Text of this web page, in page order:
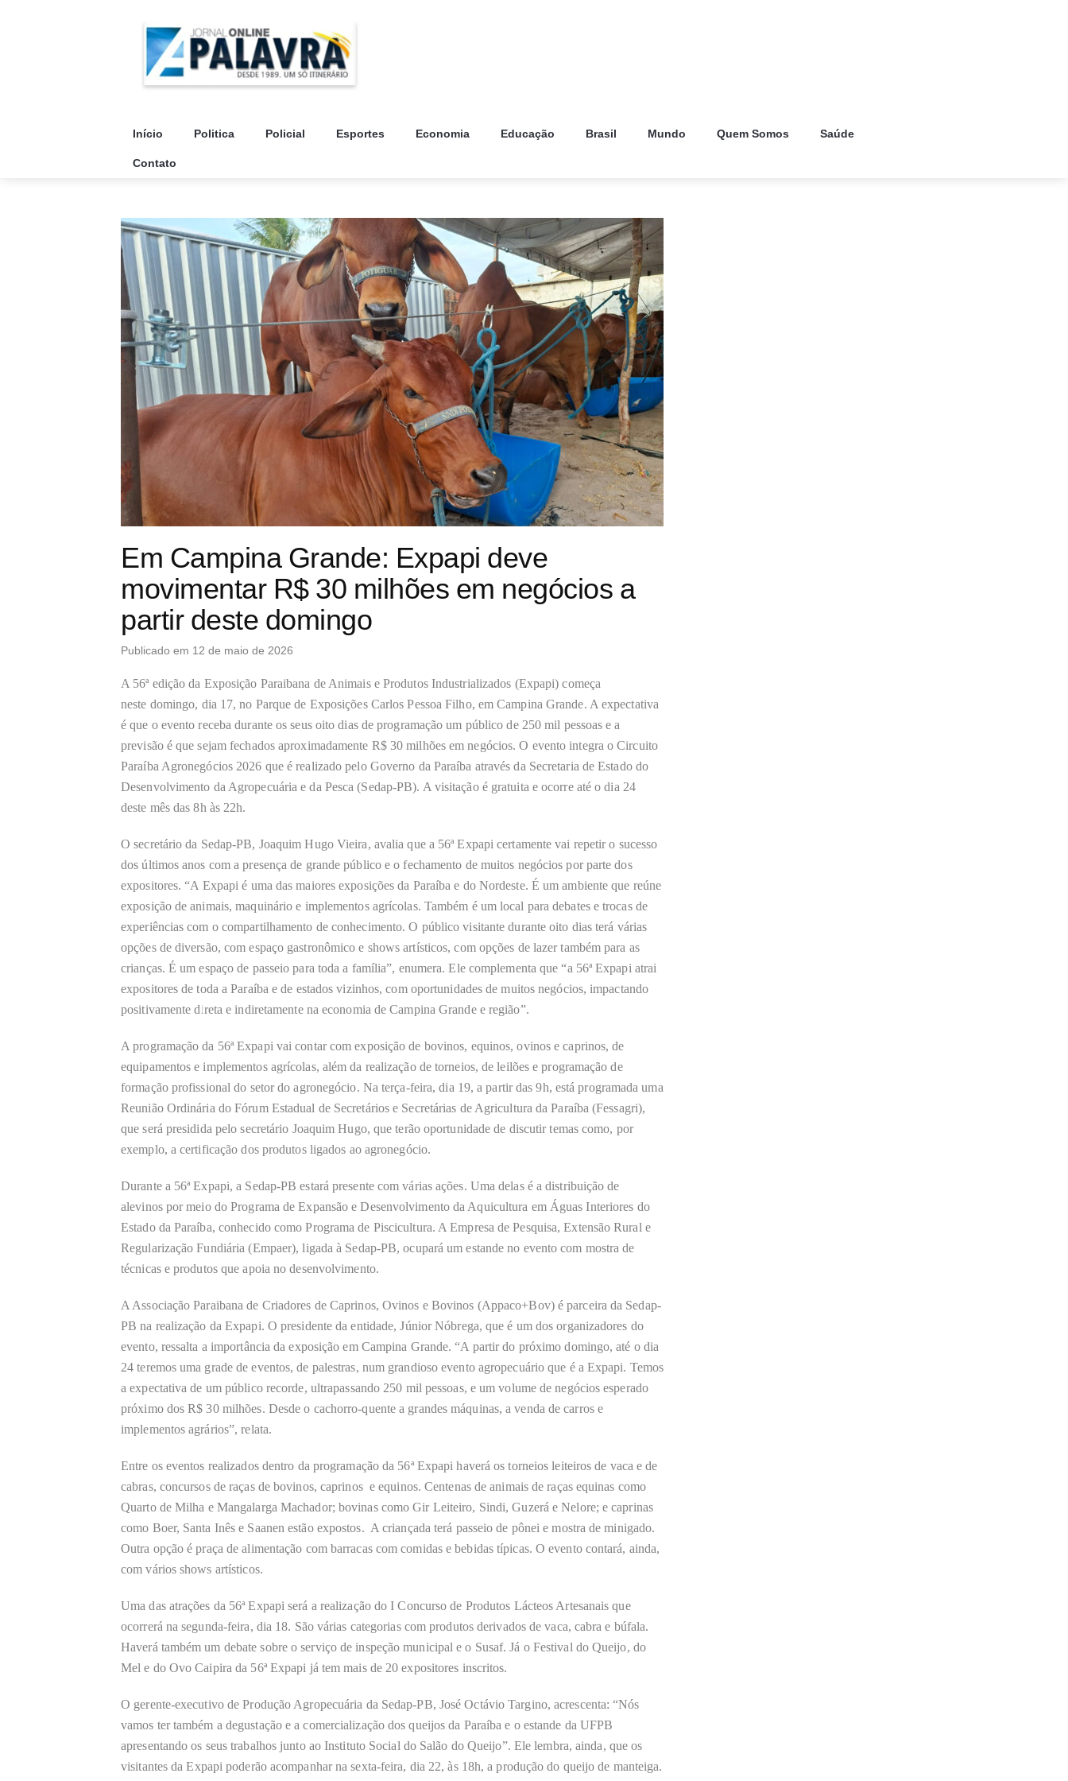
Início Politica Policial Esportes Economia Educação Brasil Mundo Quem Somos Saúde
Contato
Em Campina Grande: Expapi deve
movimentar R$ 30 milhões em negócios a
partir deste domingo
Publicado em 12 de maio de 2026
A 56ª edição da Exposição Paraibana de Animais e Produtos Industrializados (Expapi) começa
neste domingo, dia 17, no Parque de Exposições Carlos Pessoa Filho, em Campina Grande. A expectativa
é que o evento receba durante os seus oito dias de programação um público de 250 mil pessoas e a
previsão é que sejam fechados aproximadamente R$ 30 milhões em negócios. O evento integra o Circuito
Paraíba Agronegócios 2026 que é realizado pelo Governo da Paraíba através da Secretaria de Estado do
Desenvolvimento da Agropecuária e da Pesca (Sedap-PB). A visitação é gratuita eocorreaté o dia 24
deste mês das 8h às 22h.
O secretário da Sedap-PB, Joaquim Hugo Vieira, avalia que a 56ª Expapi certamentevai repetir o sucesso
dos últimos anos com a presença de grande público e o fechamento de muitos negócios por parte dos
expositores. “A Expapi é uma das maiores exposições da Paraíba e do Nordeste. É um ambiente que reúne
exposição de animais, maquinário e implementos agrícolas. Também é um local para debates e trocas de
experiências com o compartilhamento de conhecimento. O público visitante durante oito dias terá várias
opções de diversão, com espaço gastronômico e shows artísticos, com opções de lazer também para as
crianças. É um espaço de passeio para toda a família”, enumera. Ele complementa que “a 56ª Expapi atrai
expositores de toda a Paraíba e de estados vizinhos, com oportunidades de muitos negócios, impactando
positivamente direta e indiretamente na economia de Campina Grande e região”.
A programação da 56ª Expapi vaicontar com exposição de bovinos, equinos, ovinos e caprinos, de
equipamentos e implementos agrícolas, além da realização de torneios, de leilões e programação de
formação profissional do setor do agronegócio. Na terça-feira, dia 19, a partir das 9h, está programada uma
Reunião Ordinária do Fórum Estadual de Secretários e Secretárias de Agricultura da Paraíba (Fessagri),
que será presidida pelo secretário Joaquim Hugo, que terão oportunidade de discutir temas como, por
exemplo, a certificação dos produtos ligados ao agronegócio.
Durante a 56ª Expapi, a Sedap-PB estará presente com várias ações. Uma delas é a distribuição de
alevinos por meio do Programa de Expansão e Desenvolvimento da Aquicultura em Águas Interiores do
Estado da Paraíba, conhecido como Programa de Piscicultura. A Empresa de Pesquisa, Extensão Rural e
Regularização Fundiária (Empaer), ligada à Sedap-PB, ocupará umestande no evento com mostra de
técnicas e produtos que apoia no desenvolvimento.
A Associação Paraibana de Criadores de Caprinos, Ovinos e Bovinos (Appaco+Bov) é parceira da Sedap-
PB na realização da Expapi. O presidente da entidade, Júnior Nóbrega, que é um dos organizadores do
evento, ressalta a importância da exposição em Campina Grande. “A partir do próximo domingo, até o dia
24 teremos uma grade de eventos, de palestras, num grandioso evento agropecuário que é a Expapi. Temos
a expectativa de um público recorde, ultrapassando 250 mil pessoas, e um volume de negócios esperado
próximo dos R$ 30 milhões. Desde o cachorro-quente a grandes máquinas, a venda de carros e
implementos agrários”, relata.
Entre os eventos realizados dentro da programação da 56ª Expapi haverá os torneios leiteiros de vaca e de
cabras, concursos de raças de bovinos, caprinos e equinos. Centenas de animais de raças equinas como
Quarto de Milha e Mangalarga Machador; bovinas como Gir Leiteiro, Sindi, Guzerá e Nelore; e caprinas
como Boer, Santa Inês e Saanen estão expostos. A criançada terá passeio de pônei e mostra de minigado.
Outra opção é praça de alimentação com barracas com comidas e bebidas típicas. O evento contará, ainda,
com vários shows artísticos.
Uma das atrações da 56ª Expapi será a realização do I Concurso de Produtos Lácteos Artesanais que
ocorrerá na segunda-feira, dia 18. São várias categorias com produtos derivados de vaca, cabra e búfala.
Haverá também um debate sobre o serviço de inspeção municipal e o Susaf. Já o Festival do Queijo, do
Mel e do Ovo Caipira da 56ª Expapi já tem mais de 20 expositores inscritos.
O gerente-executivo de Produção Agropecuária da Sedap-PB, José Octávio Targino, acrescenta: “Nós
vamos ter também a degustação e a comercialização dos queijos da Paraíba e o estande da UFPB
apresentando os seus trabalhos junto ao Instituto Social do Salão do Queijo”. Ele lembra, ainda, que os
visitantes da Expapi poderão acompanhar na sexta-feira, dia 22, às 18h, a produção do queijo de manteiga.